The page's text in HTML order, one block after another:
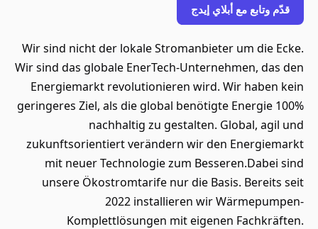
قدّم وتابع مع أبلاي إيدج
Wir sind nicht der lokale Stromanbieter um die Ecke.
Wir sind das globale EnerTech-Unternehmen, das den
Energiemarkt revolutionieren wird. Wir haben kein
geringeres Ziel, als die global benötigte Energie 100%
nachhaltig zu gestalten. Global, agil und
zukunftsorientiert verändern wir den Energiemarkt
mit neuer Technologie zum Besseren.Dabei sind
unsere Ökostromtarife nur die Basis. Bereits seit
2022 installieren wir Wärmepumpen-
Komplettlösungen mit eigenen Fachkräften.